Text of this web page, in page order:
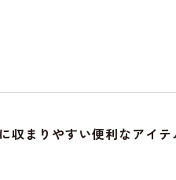
まりやすい便利なアイテ